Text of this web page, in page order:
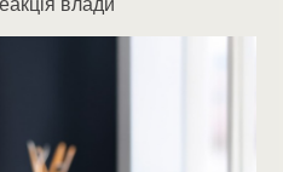
влади